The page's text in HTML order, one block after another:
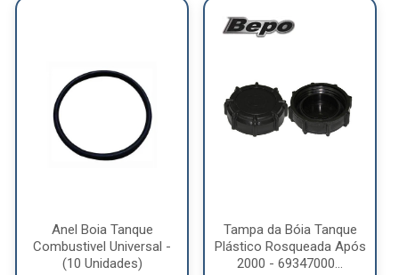
Anel Boia Tanque
Combustivel Universal -
(10 Unidades)
Tampa da Bóia Tanque
Plástico Rosqueada Após
2000 - 69347000...